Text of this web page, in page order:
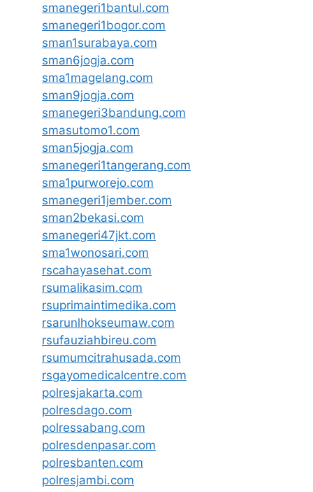
smanegeri1bantul.com
smanegeri1bogor.com
sman1surabaya.com
sman6jogja.com
sma1magelang.com
sman9jogja.com
smanegeri3bandung.com
smasutomo1.com
sman5jogja.com
smanegeri1tangerang.com
sma1purworejo.com
smanegeri1jember.com
sman2bekasi.com
smanegeri47jkt.com
sma1wonosari.com
rscahayasehat.com
rsumalikasim.com
rsuprimaintimedika.com
rsarunlhokseumaw.com
rsufauziahbireu.com
rsumumcitrahusada.com
rsgayomedicalcentre.com
polresjakarta.com
polresdago.com
polressabang.com
polresdenpasar.com
polresbanten.com
polresjambi.com